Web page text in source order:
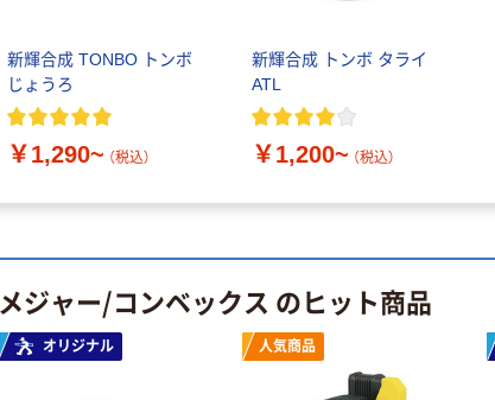
新輝合成 TONBO トンボ
じょうろ
￥1,290~ （税込）
新輝合成 トンボ タライ
ATL
￥1,200~ （税込）
メジャー/コンベックス のヒット商品
オリジナル 人気商品